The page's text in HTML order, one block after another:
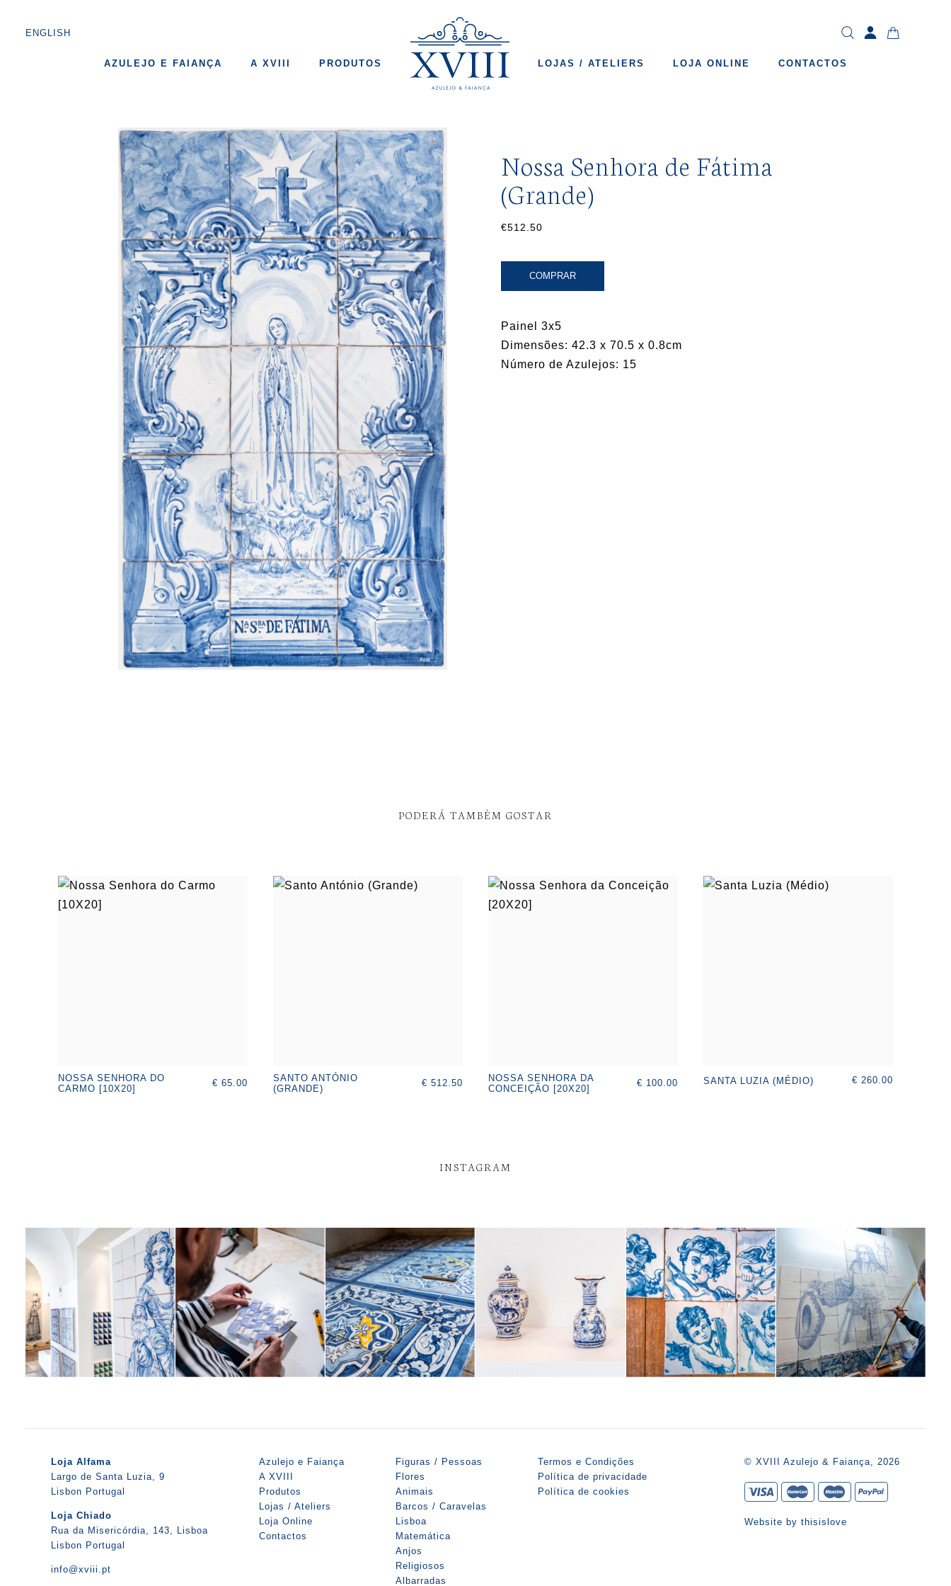
ENGLISH
AZULEJO E FAIANÇA A XVIII PRODUTOS LOJAS / ATELIERS LOJA ONLINE CONTACTOS
Nossa Senhora de Fátima
(Grande)
€512.50
COMPRAR
Painel 3x5
Dimensões: 42.3 x 70.5 x 0.8cm
Número de Azulejos: 15
PODERÁ TAMBÉM GOSTAR
NOSSA SENHORA DO
CARMO [10X20]
€ 65.00
SANTO ANTÓNIO
(GRANDE)
€ 512.50
NOSSA SENHORA DA
CONCEIÇÃO [20X20]
€ 100.00 SANTA LUZIA (MÉDIO) € 260.00
INSTAGRAM
Loja Alfama
Largo de Santa Luzia, 9
Lisbon Portugal
Loja Chiado
Rua da Misericórdia, 143, Lisboa
Lisbon Portugal
info@xviii.pt
Azulejo e Faiança
A XVIII
Produtos
Lojas / Ateliers
Loja Online
Contactos
Figuras / Pessoas
Flores
Animais
Barcos / Caravelas
Lisboa
Matemática
Anjos
Religiosos
Albarradas
Termos e Condições
Política de privacidade
Política de cookies
© XVIII Azulejo & Faiança, 2026
Website by thisislove